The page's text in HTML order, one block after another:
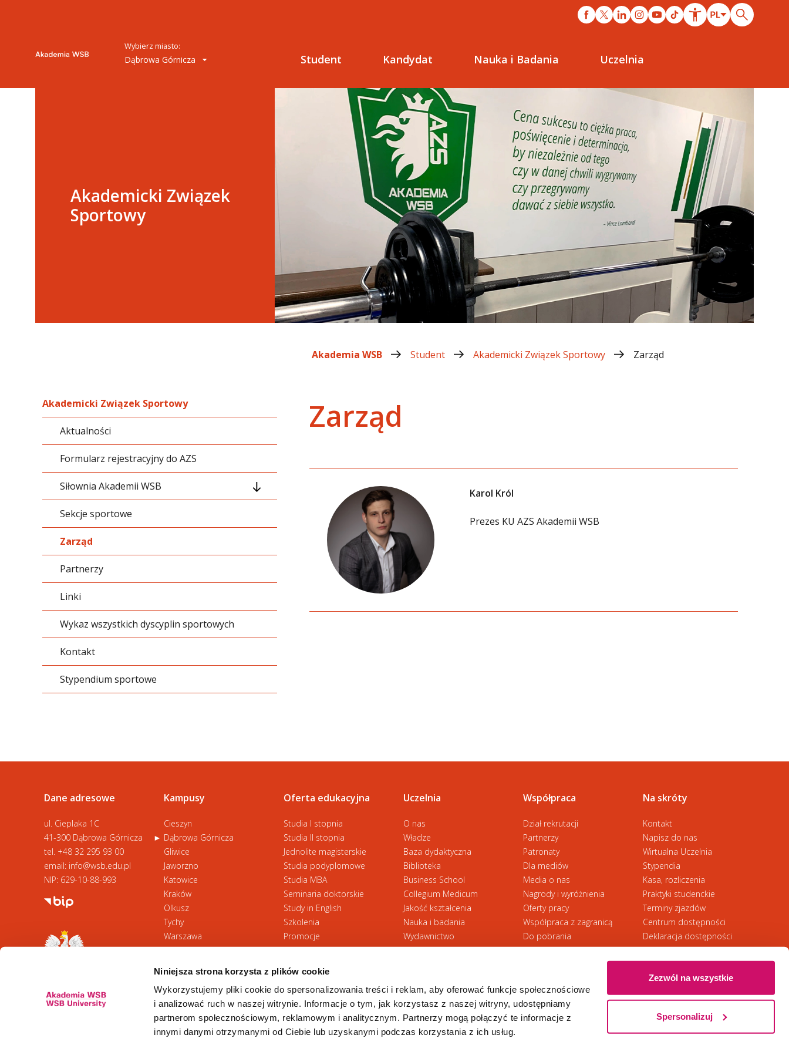
Niniejsza strona korzysta z plików cookie
Wykorzystujemy pliki cookie do spersonalizowania treści i reklam, aby oferować funkcje społecznościowe
i analizować ruch w naszej witrynie. Informacje o tym, jak korzystasz z naszej witryny, udostępniamy
partnerom społecznościowym, reklamowym i analitycznym. Partnerzy mogą połączyć te informacje z
innymi danymi otrzymanymi od Ciebie lub uzyskanymi podczas korzystania z ich usług.
Zezwól na wszystkie
Spersonalizuj
Wybierz miasto:
Dąbrowa Górnicza Student Kandydat Nauka i Badania Uczelnia
Akademicki Związek
Sportowy
Akademia WSB Student Akademicki Związek Sportowy Zarząd
Akademicki Związek Sportowy
Aktualności
Formularz rejestracyjny do AZS
Siłownia Akademii WSB
Programy treningowe dla ćwiczących
na siłowni
Sekcje sportowe
Zarząd
Partnerzy
Linki
Wykaz wszystkich dyscyplin sportowych
Kontakt
Stypendium sportowe
Zarząd
Karol Król
Prezes KU AZS Akademii WSB
Dane adresowe
ul. Cieplaka 1C
41-300 Dąbrowa Górnicza
tel. +48 32 295 93 00
email: info@wsb.edu.pl
NIP: 629-10-88-993
Kampusy
Cieszyn
Dąbrowa Górnicza
Gliwice
Jaworzno
Katowice
Kraków
Olkusz
Tychy
Warszawa
Zawiercie
Oferta edukacyjna
Studia I stopnia
Studia II stopnia
Jednolite magisterskie
Studia podyplomowe
Studia MBA
Seminaria doktorskie
Study in English
Szkolenia
Promocje
Zasady rekrutacji
Uczelnia
O nas
Władze
Baza dydaktyczna
Biblioteka
Business School
Collegium Medicum
Jakość kształcenia
Nauka i badania
Wydawnictwo
Zrównoważony rozwój
Współpraca
Dział rekrutacji
Partnerzy
Patronaty
Dla mediów
Media o nas
Nagrody i wyróżnienia
Oferty pracy
Współpraca z zagranicą
Do pobrania
Na skróty
Kontakt
Napisz do nas
Wirtualna Uczelnia
Stypendia
Kasa, rozliczenia
Praktyki studenckie
Terminy zjazdów
Centrum dostępności
Deklaracja dostępności
RODO
Ⓒ 2026 Akademia WSBWSB University